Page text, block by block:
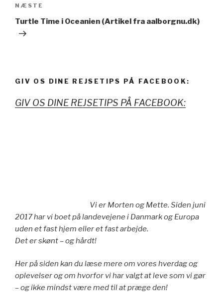
Næste
indlæg
NÆSTE
Turtle Time i Oceanien (Artikel fra aalborgnu.dk)
GIV OS DINE REJSETIPS PÅ FACEBOOK:
GIV OS DINE REJSETIPS PÅ FACEBOOK:
Vi er Morten og Mette. Siden juni
2017 har vi boet på landevejene i Danmark og Europa
uden et fast hjem eller et fast arbejde.
Det er skønt – og hårdt!
Her på siden kan du læse mere om vores hverdag og
oplevelser og om hvorfor vi har valgt at leve som vi gør
– og ikke mindst være med til at præge den!